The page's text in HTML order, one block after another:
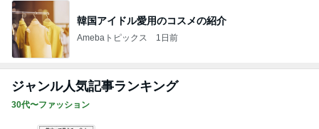
韓国アイドル愛用のコスメの紹介
Amebaトピックス 1日前
ジャンル人気記事ランキング
30代〜ファッション